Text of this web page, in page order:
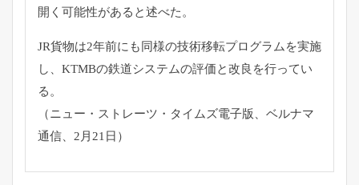
開く可能性があると述べた。
JR貨物は2年前にも同様の技術移転プログラムを実施
し、 KTMBの鉄道システムの評価と改良を行ってい
る。
（ニュー・ストレーツ・タイムズ電子版、ベルナマ
通信、 2月21日）